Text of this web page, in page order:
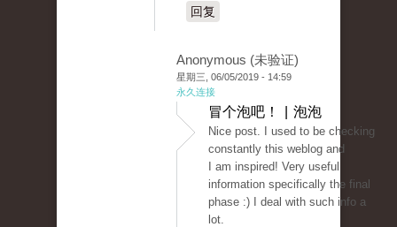
回复
Anonymous (未验证)
星期三, 06/05/2019 - 14:59
永久连接
冒个泡吧！ | 泡泡
Nice post. I used to be checking
constantly this weblog and
I am inspired! Very useful
information specifically the final
phase :) I deal with such info a
lot.